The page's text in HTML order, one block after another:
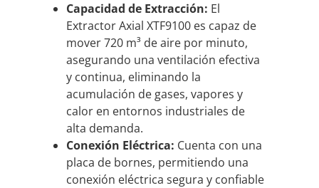
Capacidad de Extracción: El
Extractor Axial XTF9100 es capaz de
mover 720 m³ de aire por minuto,
asegurando una ventilación efectiva
y continua, eliminando la
acumulación de gases, vapores y
calor en entornos industriales de
alta demanda.
Conexión Eléctrica: Cuenta con una
placa de bornes, permitiendo una
conexión eléctrica segura y confiable